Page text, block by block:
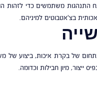
התנהגות משתמשים כדי לזהות
בצ'אטבוטים למיניהם.
של בקרת איכות, ביצוע של
ייצור, מיון חבילות וכדומה.